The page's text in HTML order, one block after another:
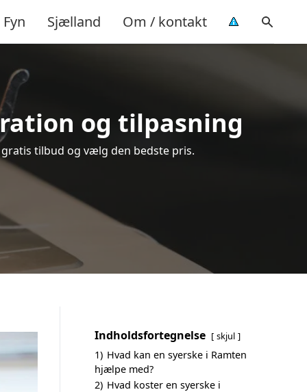
Fyn Sjælland Om / kontakt
og tilpasning
tilbud og vælg den bedste pris.
Indholdsfortegnelse skjul
1) Hvad kan en syerske i Ramten
hjælpe med?
2) Hvad koster en syerske i